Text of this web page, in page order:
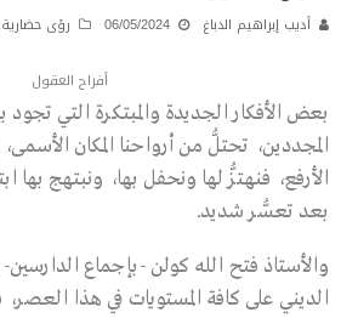
أديب إبراهيم الدباغ 06/05/2024 رؤى حضارية
أفراح العقول
بعض الأفكار الجديدة والمبتكرة التي تجود
المجددين، تحتلُّ من أرواحنا المكان الأسمى،
الأرفع، فنهتزُّ لها ونحفل بها، ونبتهج بها
بعد تعسُّر شديد.
والأستاذ فتح الله كولن -بإجماع
الديني على كافة المستويات في هذا